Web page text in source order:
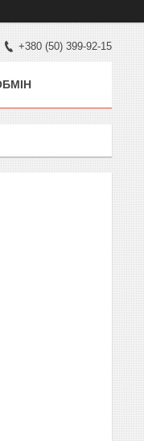
+380 (50) 399-92-15